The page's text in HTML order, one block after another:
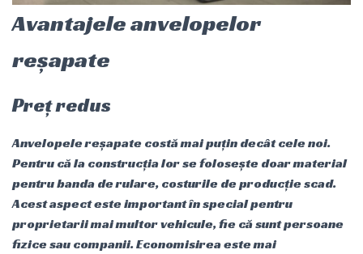
Avantajele anvelopelor
reșapate
Preț redus
Anvelopele reșapate costă mai puțin decât cele noi.
Pentru că la construcția lor se folosește doar material
pentru banda de rulare, costurile de producție scad.
Acest aspect este important în special pentru
proprietarii mai multor vehicule, fie că sunt persoane
fizice sau companii. Economisirea este mai